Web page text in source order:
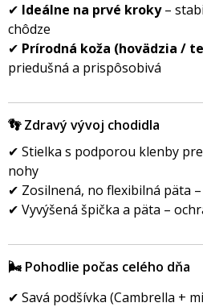
✔ Ideálne na prvé kroky–
chôdze
✔ Prírodná koža (hovädzia /
priedušná a prispôsobiv
👣 Zdravý vývoj chodidla
✔ Stielka s podporou klenby
nohy
✔ Zosilnená, no flexibilná päta
✔ Vyvýšená špička a päta –
🌬️ Pohodlie počas celého dňa
✔ Savá podšívka (Cambrella +